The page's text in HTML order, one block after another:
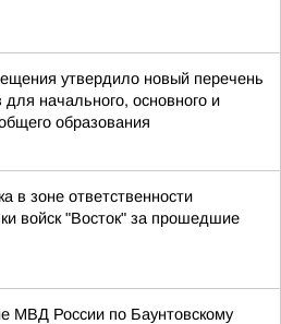
утвердило новый перечень
для начального, основного и
образования
в зоне ответственности
войск "Восток" за прошедшие
МВД России по Баунтовскому